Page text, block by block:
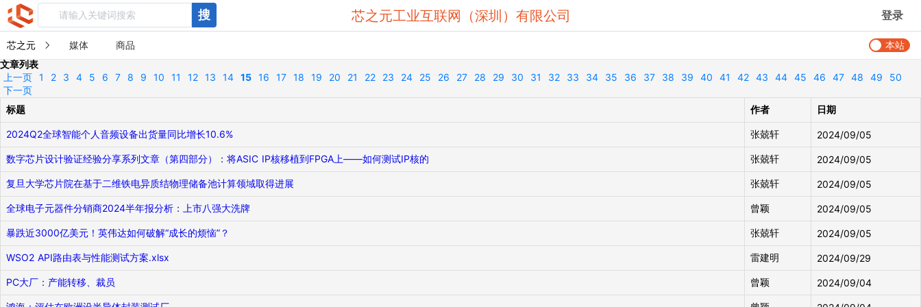
搜 芯之元工业互联网（深圳）有限公司 登录
芯之元 媒体 商品
本站
文章列表
上一页 1 2 3 4 5 6 7 8 9 10 11 12 13 14 15 16 17 18 19 20 21 22 23 24 25 26 27 28 29 30 31 32 33 34 35 36 37 38 39 40 41 42 43 44 45 46 47 48 49
50
下一页
标题
作者 日期
2024Q2全球智能个人音频设备出货量同比增长10.6% 张兢轩 2024/09/05
数字芯片设计验证经验分享系列文章（第四部分）：将ASIC IP核移植到FPGA上——如何测试IP核的 张兢轩 2024/09/05
复旦大学芯片院在基于二维铁电异质结物理储备池计算领域取得进展 张兢轩 2024/09/05
全球电子元器件分销商2024半年报分析：上市八强大洗牌 曾颖 2024/09/05
暴跌近3000亿美元！英伟达如何破解“成长的烦恼”？ 张兢轩 2024/09/05
WSO2 API路由表与性能测试方案.xlsx 雷建明 2024/09/29
PC大厂：产能转移、裁员 曾颖 2024/09/04